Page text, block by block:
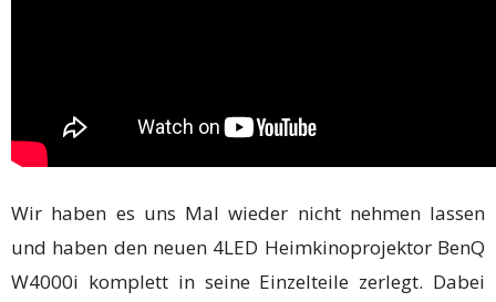
Wir haben es uns Mal wieder nicht nehmen lassen
und haben den neuen 4LED Heimkinoprojektor BenQ
W4000i komplett in seine Einzelteile zerlegt. Dabei